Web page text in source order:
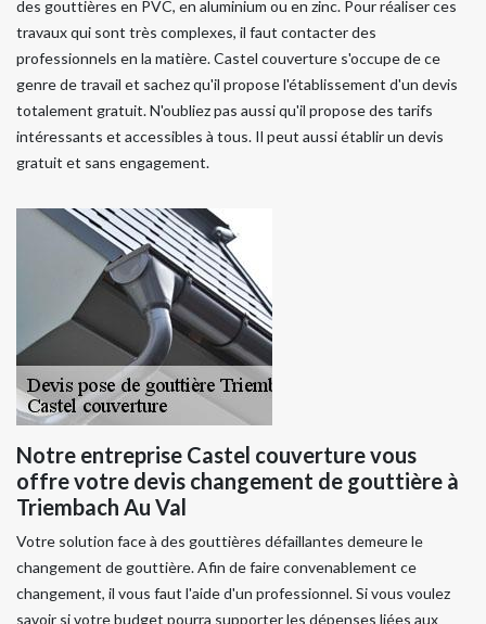
des gouttières en PVC, en aluminium ou en zinc. Pour réaliser ces
travaux qui sont très complexes, il faut contacter des
professionnels en la matière. Castel couverture s'occupe de ce
genre de travail et sachez qu'il propose l'établissement d'un devis
totalement gratuit. N'oubliez pas aussi qu'il propose des tarifs
intéressants et accessibles à tous. Il peut aussi établir un devis
gratuit et sans engagement.
Notre entreprise Castel couverture vous
offre votre devis changement de gouttière à
Triembach Au Val
Votre solution face à des gouttières défaillantes demeure le
changement de gouttière. Afin de faire convenablement ce
changement, il vous faut l'aide d'un professionnel. Si vous voulez
savoir si votre budget pourra supporter les dépenses liées aux